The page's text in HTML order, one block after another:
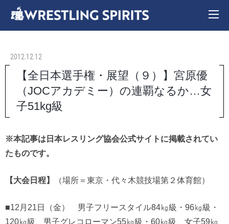
2012.12.12
【全日本選手権・展望（９）】宮原優
（JOCアカデミー）の連覇なるか…女
子51kg級
※本記事は日本レスリング協会公式サイトに掲載されてい
たものです。
【大会日程】 （場所＝東京・代々木競技場第２体育館）
■12月21日（金） 男子フリースタイル84㎏級・96㎏級・
120㎏級、男子グレコローマン55㎏級・60㎏級、女子59㎏